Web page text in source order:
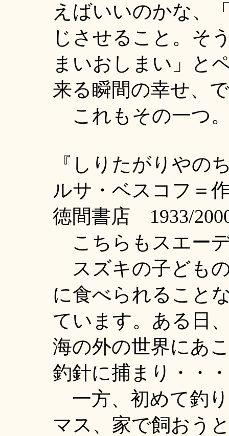
えばいいのかな、
じさせること。そ
まいおしまい」と
来る瞬間の幸せ、
これもその一つ
『しりたがりやの
ルサ・ベスコフ
徳間書店 1933/
こちらもスエー
スズキの子ども
に食べられること
ています。ある日
海の外の世界にあ
釣針に捕まり・・
一方、初めて釣
マス、家で飼おう